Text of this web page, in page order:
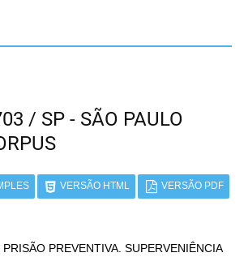
/ SP - SÃO PAULO
VERSÃO HTML VERSÃO PDF
PREVENTIVA. SUPERVENIÊNCIA